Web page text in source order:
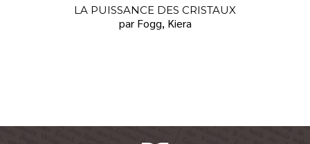
LA PUISSANCE DES CRISTAUX
par Fogg, Kiera